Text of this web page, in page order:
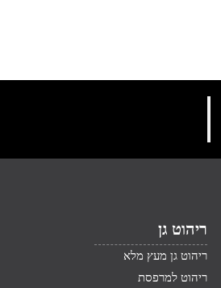
ריהוט גן
ריהוט גן מעץ מלא
ריהוט למרפסת